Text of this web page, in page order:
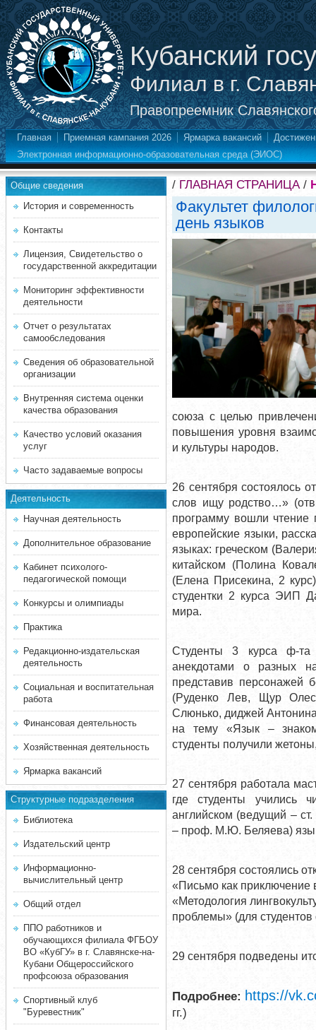
Кубанский
Филиал в г.
Правопреемник
Главная Приемная кампания 2026 Ярмарка вакансий
Электронная информационно-образовательная среда (ЭИОС)
Общие сведения
История и современность
Контакты
Лицензия, Свидетельство о
государственной аккредитации
Мониторинг эффективности
деятельности
Отчет о результатах
самообследования
Сведения об образовательной
организации
Внутренняя система оценки
качества образования
Качество условий оказания
услуг
Часто задаваемые вопросы
Деятельность
Научная деятельность
Дополнительное образование
Кабинет психолого-
педагогической помощи
Конкурсы и олимпиады
Практика
Редакционно-издательская
деятельность
Социальная и воспитательная
работа
Финансовая деятельность
Хозяйственная деятельность
Ярмарка вакансий
Структурные подразделения
Библиотека
Издательский центр
Информационно-
вычислительный центр
Общий отдел
ППО работников и
обучающихся филиала ФГБОУ
ВО «КубГУ» в г. Славянске-на-
Кубани Общероссийского
профсоюза образования
Спортивный клуб
"Буревестник"
/ ГЛАВНАЯ СТРАНИЦА/
Факультет
день языков
союза с целью
повышения уровня
и культуры народов.
26 сентября состоялось
слов ищу родство…»
программу вошли чтение
европейские языки,
языках: греческом
китайском (Полина
(Елена Присекина, 2
студентки 2 курса ЭИП
мира.
Студенты 3 курса ф-та
анекдотами о разных
представив персонажей
(Руденко Лев, Щур
Слюнько, диджей
на тему «Язык –
студенты получили
27 сентября работала
где студенты учились
английском (ведущий –
– проф. М.Ю. Беляева)
28 сентября состоялись
«Письмо как приключение
«Методология
проблемы» (для
29 сентября подведены
Подробнее: https://
гг.)